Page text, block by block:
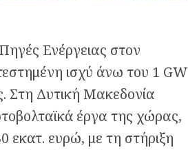
Ενέργειας στον
ισχύ άνω του 1 GW
Στη Δυτική Μακεδονία
έργα της χώρας,
εκατ. ευρώ, με τη στήριξη